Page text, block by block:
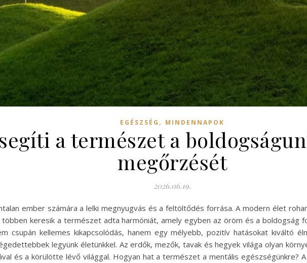
EGÉSZSÉG , MINDENNAPOK
a természet a
megőrzését
2026.06.19.
ember számára a lelki megnyugvás és a feltöltődés forrása. A modern élet
keresik a természet adta harmóniát, amely egyben az öröm és a boldogság
csupán kellemes kikapcsolódás, hanem egy mélyebb, pozitív hatásokat kiváltó
legyünk életünkkel. Az erdők, mezők, tavak és hegyek világa olyan
és a körülötte lévő világgal. Hogyan hat a természet a mentális